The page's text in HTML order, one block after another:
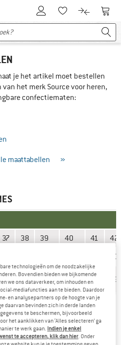
De klantenaccount
Naar deNaar de
je het artikel moet bestellen
het merk Source voor heren,
confectiematen:
maattabellen
»
37 38 39 40 41 42
23 24 24,5 25,5 26
DamesOutdoorschoenen
shop!
technologieën om de noodzakelijke
Bovendien bieden we bijkomende
we ons dataverkeer, om inhouden en
mediafuncties aan te bieden. Daardoor
en analysepartners op de hoogte van je
daarvan bevinden zich in derde landen
te beschermen, bijvoorbeeld
het aanklikken van ‘Alles selecteren’ ga
te werk gaan. Indien je enkel
te accepteren, klik dan hier . Onder